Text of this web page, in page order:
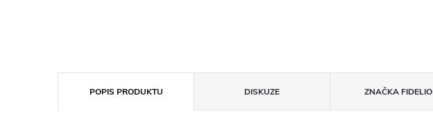
POPIS PRODUKTU DISKUZE ZNAČKAFIDELIO